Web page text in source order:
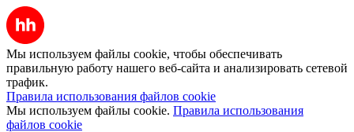
Мы используем файлы cookie, чтобы обеспечивать
правильную работу нашего веб-сайта и анализировать сетевой
трафик.
Правила использования файлов cookie
Мы используем файлы cookie. Правила использования
файлов cookie